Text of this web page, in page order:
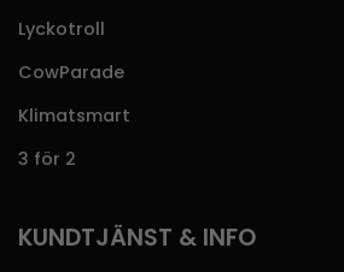
Lyckotroll
CowParade
Klimatsmart
3 för 2
KUNDTJÄNST & INFO